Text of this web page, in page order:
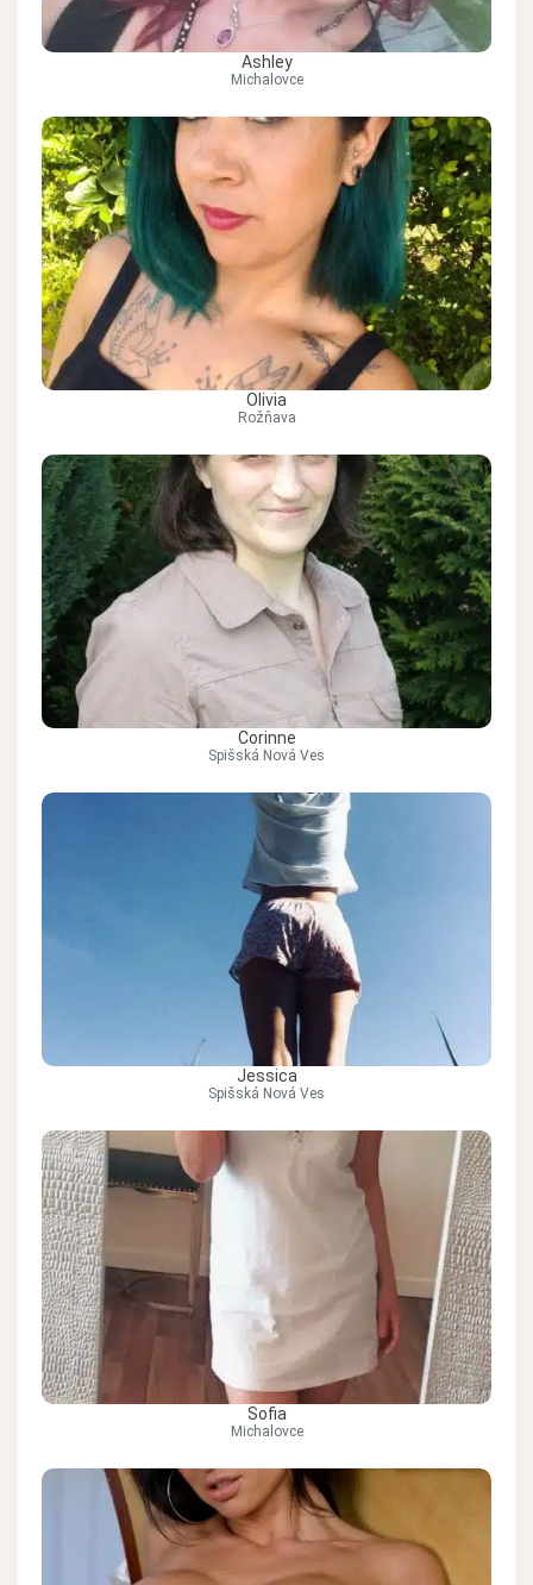
Ashley
Michalovce
Olivia
Rožňava
Corinne
Spišská Nová Ves
Jessica
Spišská Nová Ves
Sofia
Michalovce